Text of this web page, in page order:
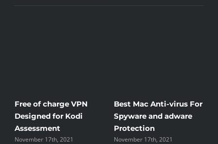
Free of charge VPN
Designed for Kodi
Assessment
November 17th, 2021
Best Mac Anti-virus For
Spyware and adware
Protection
November 17th, 2021